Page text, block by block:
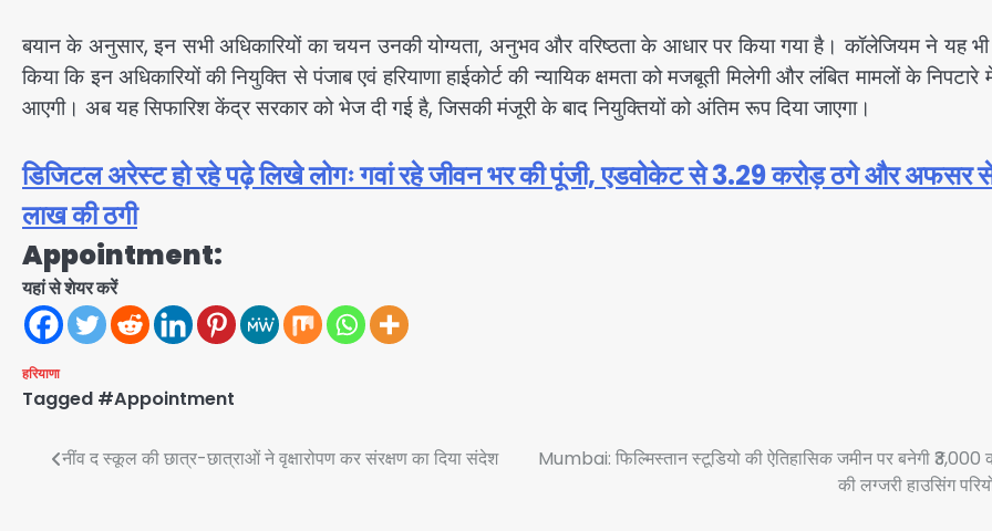
बयान के अनुसार, इन सभी अधिकारियों का चयन उनकी योग्यता, अनुभव और वरिष्ठता के आधार पर किया गया है। कॉलेजियम ने यह भी
किया कि इन अधिकारियों की नियुक्ति से पंजाब एवं हरियाणा हाईकोर्ट की न्यायिक क्षमता को मजबूती मिलेगी और लंबित मामलों के निपटारे
आएगी। अब यह सिफारिश केंद्र सरकार को भेज दी गई है, जिसकी मंजूरी के बाद नियुक्तियों को अंतिम रूप दिया जाएगा।
डिजिटल अरेस्ट हो रहे पढ़े लिखे लोगः गवां रहे जीवन भर की पूंजी, एडवोकेट से 3.29 करोड़ ठगे और अफसर
लाख की ठगी
Appointment:
यहां से शेयर करें
हरियाणा
Tagged #Appointment
Postनींव द स्कूल की छात्र-छात्राओं ने वृक्षारोपण कर संरक्षण का दिया संदेश
Mumbai: फिल्मिस्तान स्टूडियो की ऐतिहासिक जमीन पर बनेगी ₹3,000
की लग्जरी हाउसिंग